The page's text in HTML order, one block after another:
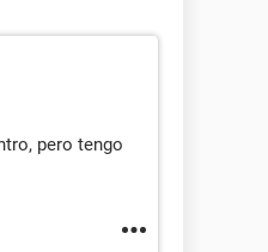
pero tengo